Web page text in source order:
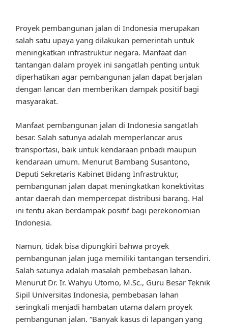
Proyek pembangunan jalan di Indonesia merupakan
salah satu upaya yang dilakukan pemerintah untuk
meningkatkan infrastruktur negara. Manfaat dan
tantangan dalam proyek ini sangatlah penting untuk
diperhatikan agar pembangunan jalan dapat berjalan
dengan lancar dan memberikan dampak positif bagi
masyarakat.
Manfaat pembangunan jalan di Indonesia sangatlah
besar. Salah satunya adalah memperlancar arus
transportasi, baik untuk kendaraan pribadi maupun
kendaraan umum. Menurut Bambang Susantono,
Deputi Sekretaris Kabinet Bidang Infrastruktur,
pembangunan jalan dapat meningkatkan konektivitas
antar daerah dan mempercepat distribusi barang. Hal
ini tentu akan berdampak positif bagi perekonomian
Indonesia.
Namun, tidak bisa dipungkiri bahwa proyek
pembangunan jalan juga memiliki tantangan tersendiri.
Salah satunya adalah masalah pembebasan lahan.
Menurut Dr. Ir. Wahyu Utomo, M.Sc., Guru Besar Teknik
Sipil Universitas Indonesia, pembebasan lahan
seringkali menjadi hambatan utama dalam proyek
pembangunan jalan. “Banyak kasus di lapangan yang